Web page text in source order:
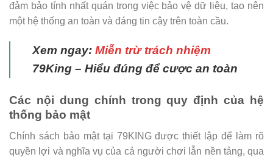
đảm bảo tính nhất quán trong việc bảo vệ dữ liệu, tạo nên
một hệ thống an toàn và đáng tin cậy trên toàn cầu.
Xem ngay: Miễn trừ trách nhiệm
79King – Hiểu đúng để cược an toàn
Các nội dung chính trong quy định của hệ
thống bảo mật
Chính sách bảo mật tại 79KING được thiết lập để làm rõ
quyền lợi và nghĩa vụ của cả người chơi lẫn nền tảng, qua